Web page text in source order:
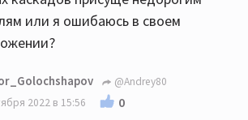
или я ошибаюсь в своем
@Andrey80
2022 в 15:56
0